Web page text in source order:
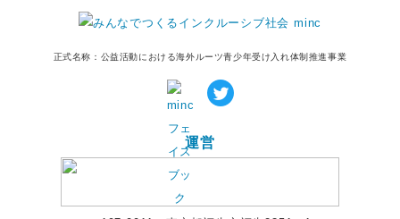
正式名称：公益活動における海外ルーツ青少年受け入れ体制推進事業
運営